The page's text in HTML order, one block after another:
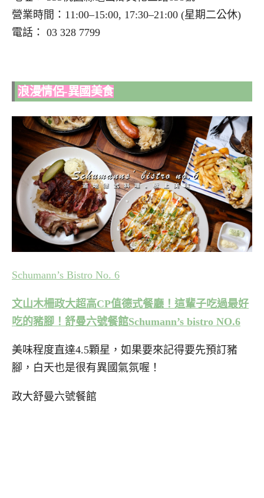
營業時間：11:00–15:00, 17:30–21:00 (星期二公休)
電話： 03 328 7799
浪漫情侶-異國美食
Schumann’s Bistro No. 6
文山木柵政大超高CP值德式餐廳！這輩子吃過最好
吃的豬腳！舒曼六號餐館Schumann’s bistro NO.6
美味程度直達4.5顆星，如果要來記得要先預訂豬
腳，白天也是很有異國氣氛喔！
政大舒曼六號餐館